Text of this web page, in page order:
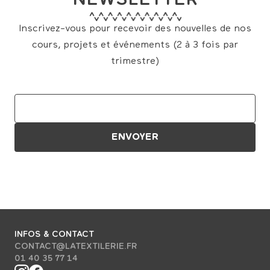
Inscrivez-vous pour recevoir des nouvelles de nos
cours, projets et événements (2 à 3 fois par
trimestre)
INFOS & CONTACT
CONTACT@LATEXTILERIE.FR
01 40 35 77 14